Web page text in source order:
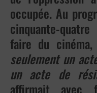
occupée. Au
cinquante-
faire du
seulement un
un acte de
affirmait avec